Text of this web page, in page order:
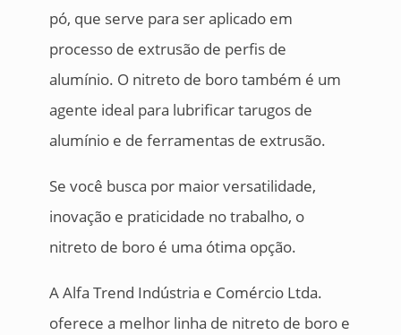
pó, que serve para ser aplicado em
processo de extrusão de perfis de
alumínio. O nitreto de boro também é um
agente ideal para lubrificar tarugos de
alumínio e de ferramentas de extrusão.
Se você busca por maior versatilidade,
inovação e praticidade no trabalho, o
nitreto de boro é uma ótima opção.
A Alfa Trend Indústria e Comércio Ltda.
oferece a melhor linha de nitreto de boro e